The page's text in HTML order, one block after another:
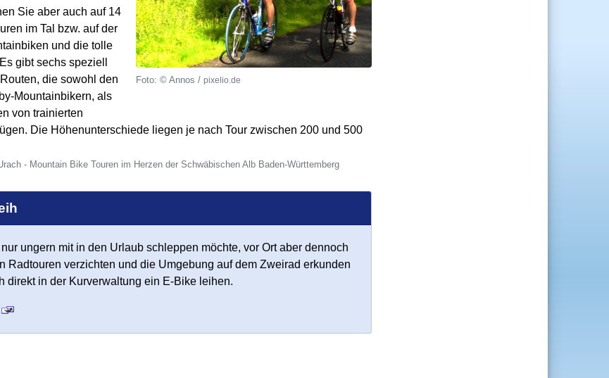
© Annos / pixelio.de
Sie aber auch auf 14
im Tal bzw. auf der
und die tolle
gibt sechs speziell
die sowohl den
Mountainbikern, als
von trainierten
Die Höhenunterschiede liegen je nach Tour zwischen 200 und 500
- Mountain Bike Touren im Herzen der Schwäbischen Alb Baden-Württemberg
ungern mit in den Urlaub schleppen möchte, vor Ort aber dennoch
Radtouren verzichten und die Umgebung auf dem Zweirad erkunden
direkt in der Kurverwaltung ein E-Bike leihen.